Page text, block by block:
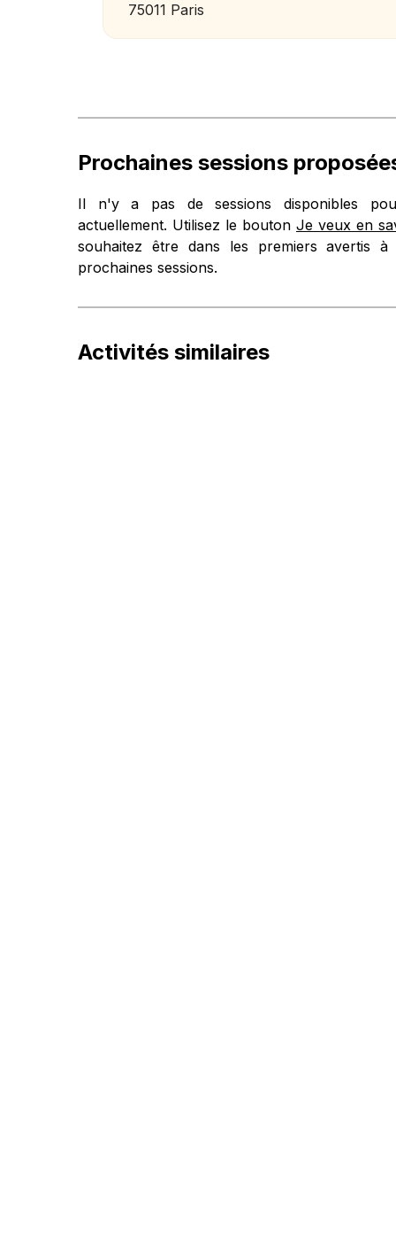
75011 Paris
Prochaines sessions
Il n'y a pas de sessions disponibles
actuellement. Utilisez le bouton Je veux en
souhaitez être dans les premiers avertis
prochaines sessions.
Activités similaires